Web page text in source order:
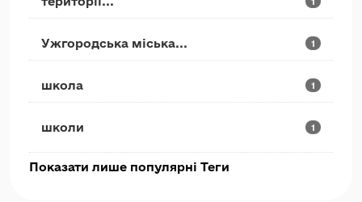
Ужгородська міська... 1
школа 1
школи 1
Показати лише популярні Теги